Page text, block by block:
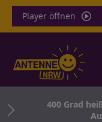
Player öffnen
–
400 Grad